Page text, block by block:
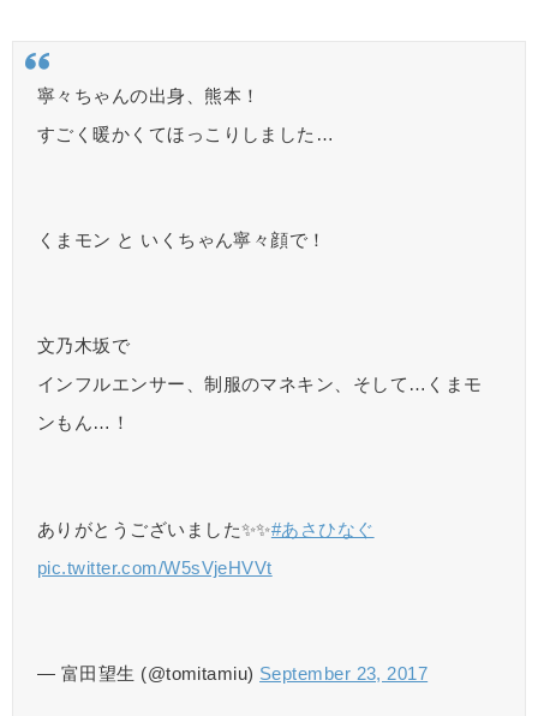
寧々ちゃんの出身、熊本！
すごく暖かくてほっこりしました…
くまモン と いくちゃん寧々顔で！
文乃木坂で
インフルエンサー、制服のマネキン、そして…くまモ
ンもん…！
ありがとうございました✨✨#あさひなぐ
pic.twitter.com/W5sVjeHVVt
— 富田望生 (@tomitamiu) September 23, 2017